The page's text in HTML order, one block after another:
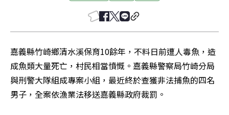
嘉義縣竹崎鄉清水溪保育10餘年，不料日前遭人毒魚，造
成魚類大量死亡，村民相當憤慨。嘉義縣警察局竹崎分局
與刑警大隊組成專案小組，最近終於查獲非法捕魚的四名
男子，全案依漁業法移送嘉義縣政府裁罰。